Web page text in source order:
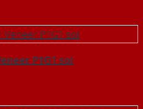
P1G1 soi